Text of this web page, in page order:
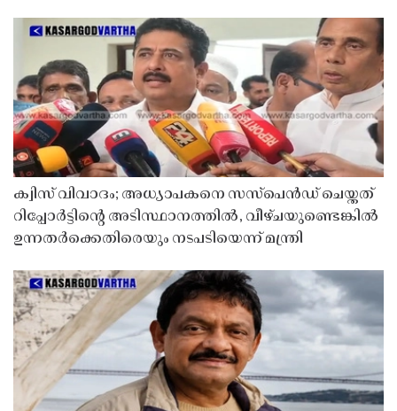
ക്വിസ് വിവാദം; അധ്യാപകനെ സസ്‌പെൻഡ് ചെയ്തത്
റിപ്പോർട്ടിൻ്റെ അടിസ്ഥാനത്തിൽ, വീഴ്ചയുണ്ടെങ്കിൽ
ഉന്നതർക്കെതിരെയും നടപടിയെന്ന് മന്ത്രി